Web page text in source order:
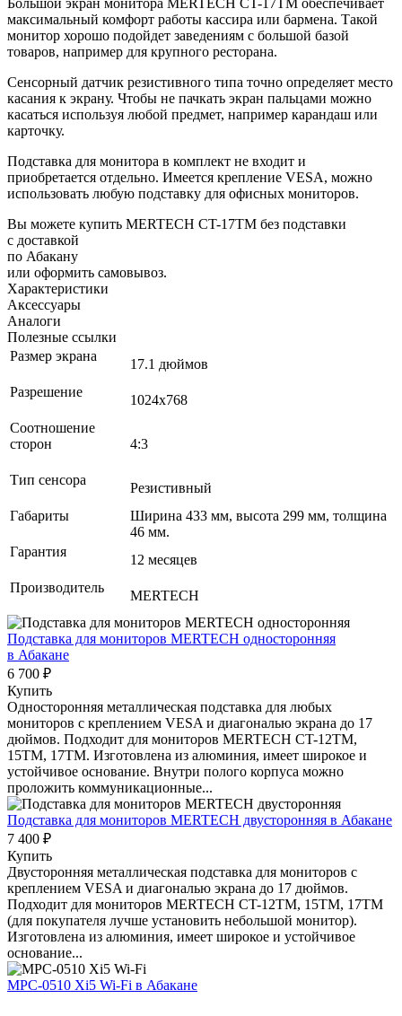
максимальный комфорт работы кассира или бармена. Такой
монитор хорошо подойдет заведениям с большой базой
товаров, например для крупного ресторана.
Сенсорный датчик резистивного типа точно определяет место
касания к экрану. Чтобы не пачкать экран пальцами можно
касаться используя любой предмет, например карандаш или
карточку.
Подставка для монитора в комплект не входит и
приобретается отдельно. Имеется крепление VESA, можно
использовать любую подставку для офисных мониторов.
Вы можете купить MERTECH CT-17ТM без подставки
с доставкой
по Абакану
или оформить самовывоз.
Характеристики
Аксессуары
Аналоги
Полезные ссылки
Размер экрана
17.1 дюймов
Разрешение
1024х768
Соотношение
сторон
4:3
Тип сенсора
Резистивный
Габариты
Ширина 433 мм, высота 299 мм, толщина
46 мм.
Гарантия
12 месяцев
Производитель
MERTECH
Подставка для мониторов MERTECH односторонняя
в Абакане
6 700 ₽
Купить
Односторонняя металлическая подставка для любых
мониторов с креплением VESA и диагональю экрана до 17
дюймов. Подходит для мониторов MERTECH CT-12ТМ,
15ТМ, 17ТМ. Изготовлена из алюминия, имеет широкое и
устойчивое основание. Внутри полого корпуса можно
проложить коммуникационные...
Подставка для мониторов MERTECH двусторонняя в Абакане
7 400 ₽
Купить
Двусторонняя металлическая подставка для мониторов с
креплением VESA и диагональю экрана до 17 дюймов.
Подходит для мониторов MERTECH CT-12ТМ, 15ТМ, 17ТМ
(для покупателя лучше установить небольшой монитор).
Изготовлена из алюминия, имеет широкое и устойчивое
основание...
MPC-0510 Xi5 Wi-Fi в Абакане